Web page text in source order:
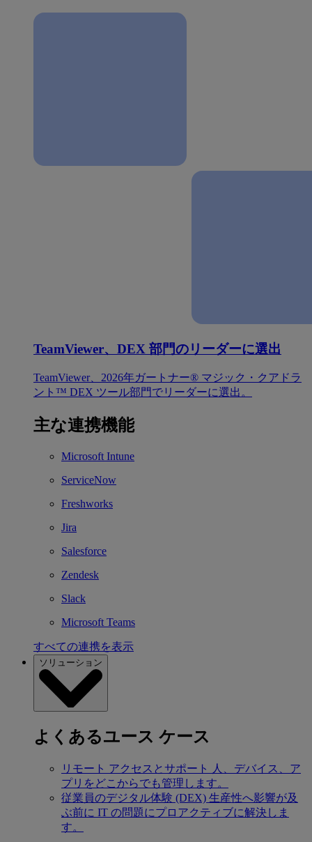
TeamViewer、DEX 部門のリーダーに選出
TeamViewer、2026年ガートナー® マジック・クアドラ
ント™ DEX ツール部門でリーダーに選出。
主な連携機能
Microsoft Intune
ServiceNow
Freshworks
Jira
Salesforce
Zendesk
Slack
Microsoft Teams
すべての連携を表示
ソリューション
よくあるユース ケース
リモート アクセスとサポート
人、デバイス、ア
プリをどこからでも管理します。
従業員のデジタル体験 (DEX) 生産性へ影響が及
ぶ前に IT の問題にプロアクティブに解決しま
す。